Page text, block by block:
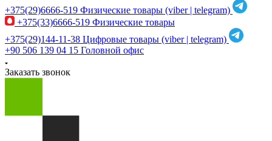
+375(29)6666-519 Физические товары (viber | telegram)
+375(33)6666-519 Физические товары
+375(29)144-11-38 Цифровые товары (viber | telegram)
+90 506 139 04 15 Головной офис
Заказать звонок